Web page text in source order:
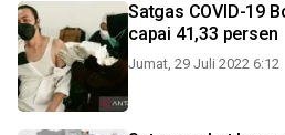
Satgas COVID-19
capai 41,33 persen
Jumat, 29 Juli 2022 6:12